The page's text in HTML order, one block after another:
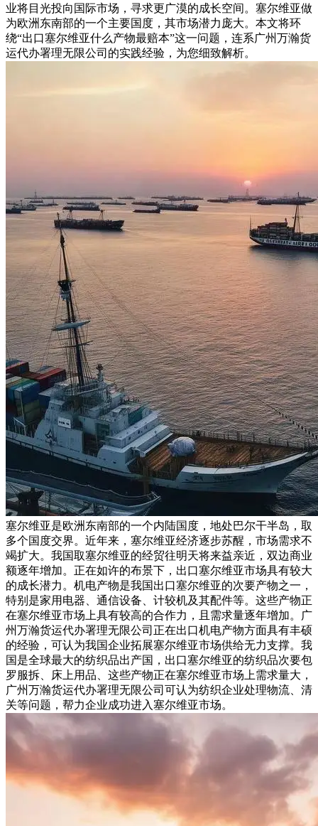
业将目光投向国际市场，寻求更广漠的成长空间。塞尔维亚做
为欧洲东南部的一个主要国度，其市场潜力庞大。本文将环
绕“出口塞尔维亚什么产物最赔本”这一问题，连系广州万瀚货
运代办署理无限公司的实践经验，为您细致解析。
塞尔维亚是欧洲东南部的一个内陆国度，地处巴尔干半岛，取
多个国度交界。近年来，塞尔维亚经济逐步苏醒，市场需求不
竭扩大。我国取塞尔维亚的经贸往明天将来益亲近，双边商业
额逐年增加。正在如许的布景下，出口塞尔维亚市场具有较大
的成长潜力。机电产物是我国出口塞尔维亚的次要产物之一，
特别是家用电器、通信设备、计较机及其配件等。这些产物正
在塞尔维亚市场上具有较高的合作力，且需求量逐年增加。广
州万瀚货运代办署理无限公司正在出口机电产物方面具有丰硕
的经验，可认为我国企业拓展塞尔维亚市场供给无力支撑。我
国是全球最大的纺织品出产国，出口塞尔维亚的纺织品次要包
罗服拆、床上用品、这些产物正在塞尔维亚市场上需求量大，
广州万瀚货运代办署理无限公司可认为纺织企业处理物流、清
关等问题，帮力企业成功进入塞尔维亚市场。